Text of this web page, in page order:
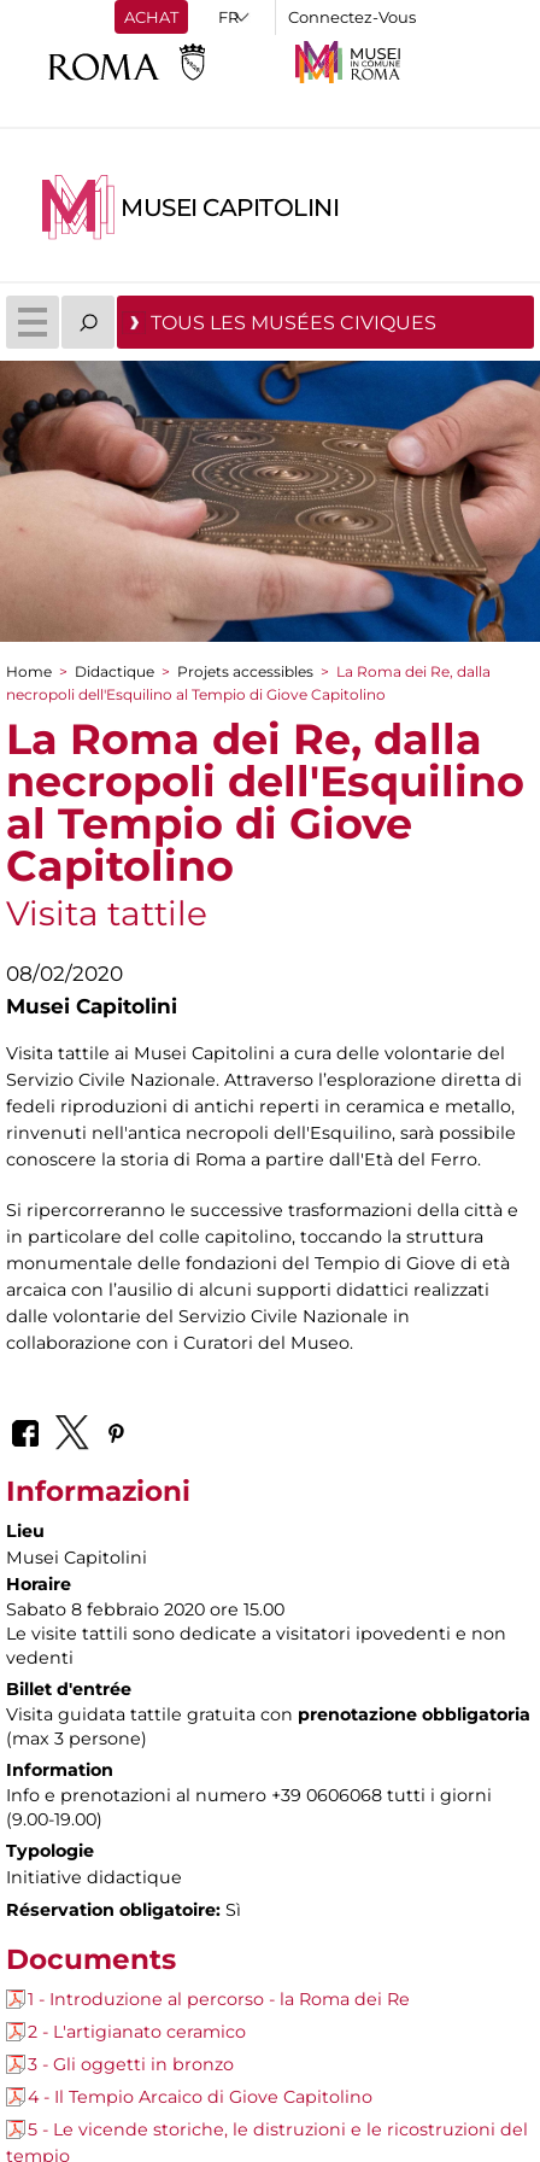
ACHAT Connectez-Vous
MUSEI CAPITOLINI
TOUS LES MUSÉES CIVIQUES
You are here
Home > Didactique > Projets accessibles > La Roma dei Re, dalla
necropoli dell'Esquilino al Tempio di Giove Capitolino
La Roma dei Re, dalla
necropoli dell'Esquilino
al Tempio di Giove
Capitolino
Visita tattile
08/02/2020
Musei Capitolini
Visita tattile ai Musei Capitolini a cura delle volontarie del
Servizio Civile Nazionale. Attraverso l’esplorazione diretta di
fedeli riproduzioni di antichi reperti in ceramica e metallo,
rinvenuti nell'antica necropoli dell'Esquilino, sarà possibile
conoscere la storia di Roma a partire dall'Età del Ferro.
Si ripercorreranno le successive trasformazioni della città e
in particolare del colle capitolino, toccando la struttura
monumentale delle fondazioni del Tempio di Giove di età
arcaica con l’ausilio di alcuni supporti didattici realizzati
dalle volontarie del Servizio Civile Nazionale in
collaborazione con i Curatori del Museo.
Informazioni
Lieu
Musei Capitolini
Horaire
Sabato 8 febbraio 2020 ore 15.00
Le visite tattili sono dedicate a visitatori ipovedenti e non
vedenti
Billet d'entrée
Visita guidata tattile gratuita con prenotazione obbligatoria
(max 3 persone)
Information
Info e prenotazioni al numero +39 0606068 tutti i giorni
(9.00-19.00)
Typologie
Initiative didactique
Réservation obligatoire: Sì
Documents
1 - Introduzione al percorso - la Roma dei Re
2 - L'artigianato ceramico
3 - Gli oggetti in bronzo
4 - Il Tempio Arcaico di Giove Capitolino
5 - Le vicende storiche, le distruzioni e le ricostruzioni del
tempio